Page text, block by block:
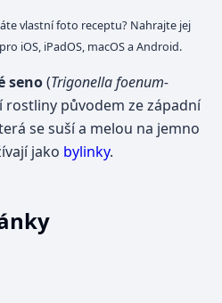
vlastní foto receptu? Nahrajte jej
iOS, iPadOS, macOS a Android.
seno(Trigonella foenum-
rostliny původem ze západní
se suší a melou na jemno
jako bylinky.